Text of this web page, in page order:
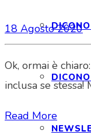
18 Agosto 2020
Ok, ormai è
inclusa se
Read More